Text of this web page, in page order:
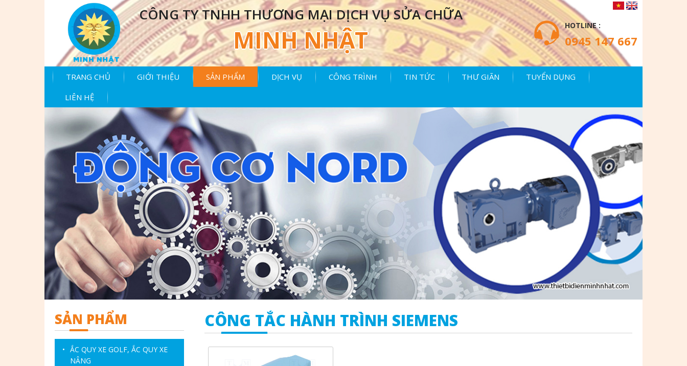
CÔNG TY TNHH THƯƠNG MẠI DỊCH VỤ SỬA CHỮA
MINH NHẬT HOTLINE :
0945 147 667
TRANG CHỦ GIỚI THIỆU SẢN PHẨM DỊCH VỤ CÔNG TRÌNH TIN TỨC THƯ GIÃN
TUYỂN DỤNG
LIÊN HỆ
SẢN PHẨM
• ẮC QUY XE GOLF, ẮC QUY XE
NÂNG
CÔNG TẮC HÀNH TRÌNH SIEMENS